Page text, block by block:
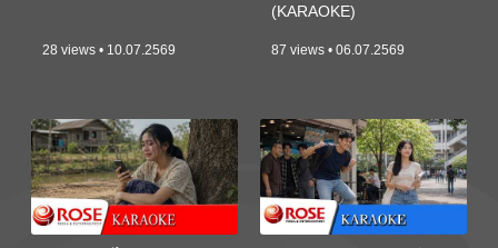
28 views • 10.07.2569
(KARAOKE)
87 views • 06.07.2569